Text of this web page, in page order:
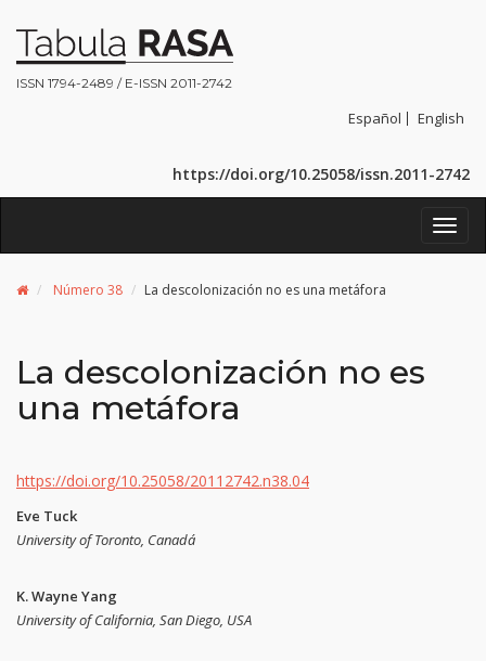
ISSN 1794-2489 / E-ISSN 2011-2742
Español English
https://doi.org/10.25058/issn.2011-2742
Número 38 La descolonización no es una metáfora
La descolonización no es
una metáfora
https://doi.org/10.25058/20112742.n38.04
Eve Tuck
University of Toronto, Canadá
K. Wayne Yang
University of California, San Diego, USA